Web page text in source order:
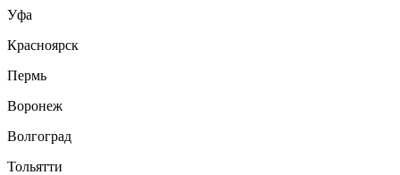
Уфа
Красноярск
Пермь
Воронеж
Волгоград
Тольятти